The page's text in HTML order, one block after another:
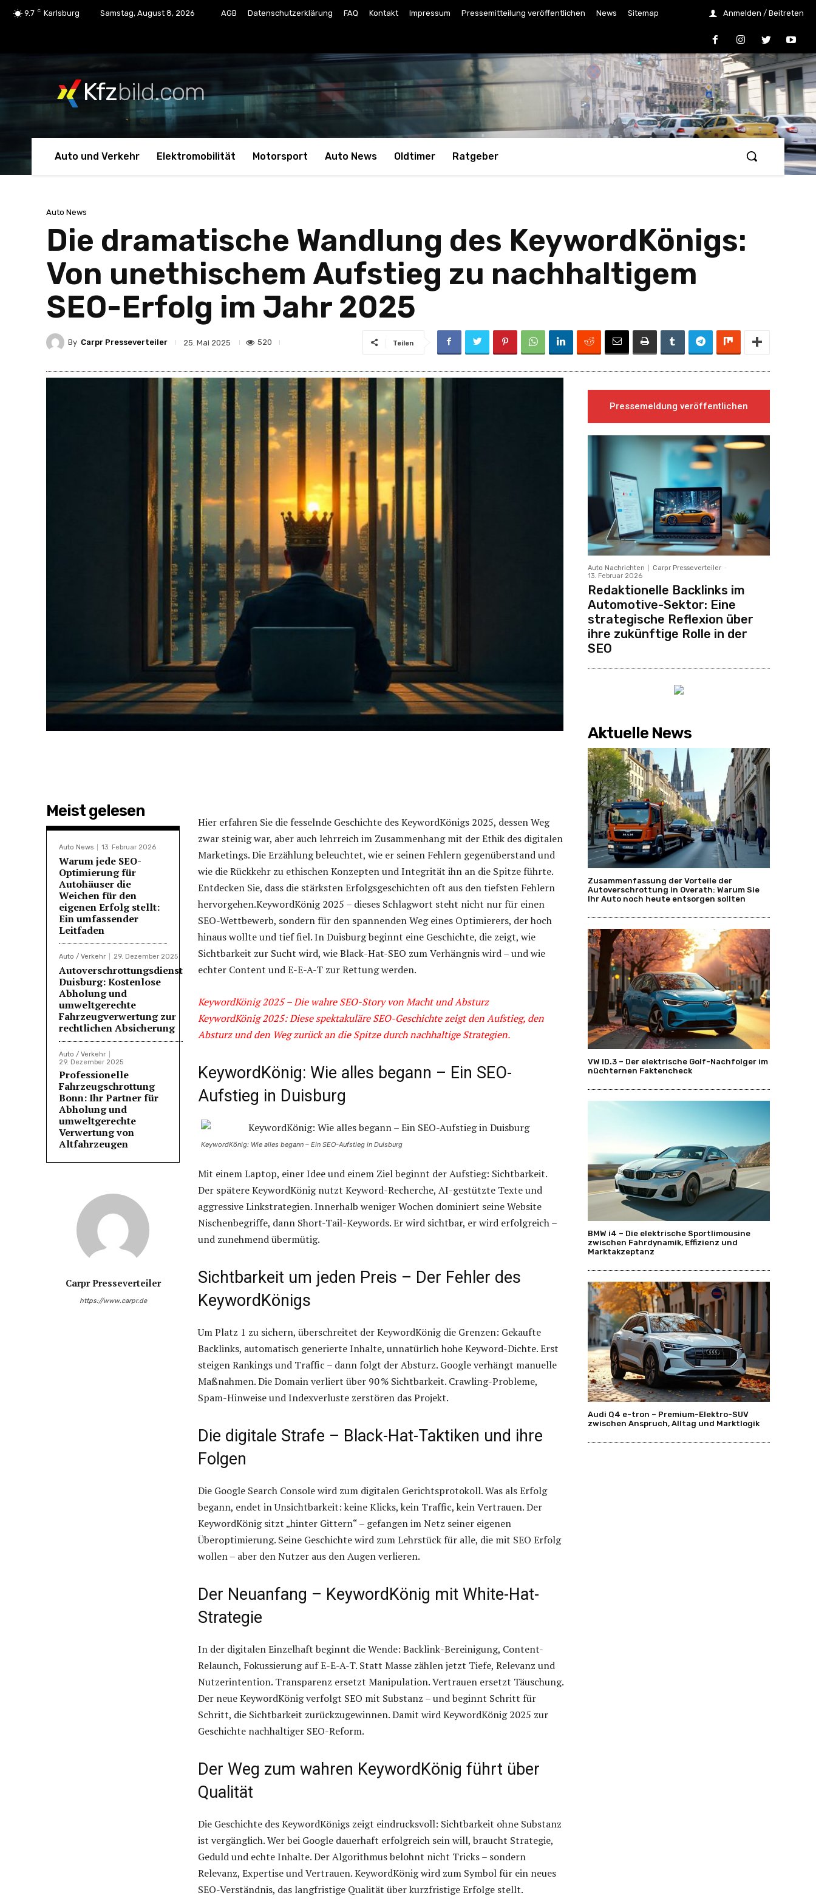
9.7 C Karlsburg Samstag, August 8, 2026 AGB Datenschutzerklärung FAQ Kontakt Impressum Pressemitteilung veröffentlichen News Sitemap Anmelden / Beitreten
Kfzbild.com
Auto und Verkehr Elektromobilität Motorsport Auto News Oldtimer Ratgeber
Auto News
Die dramatische Wandlung des KeywordKönigs:
Von unethischem Aufstieg zu nachhaltigem
SEO-Erfolg im Jahr 2025
By Carpr Presseverteiler 25. Mai 2025 520 Teilen
Meist gelesen
Auto News 13. Februar 2026
Warum jede SEO-
Optimierung für
Autohäuser die
Weichen für den
eigenen Erfolg stellt:
Ein umfassender
Leitfaden
Auto / Verkehr 29. Dezember 2025
Autoverschrottungsdienst
Duisburg: Kostenlose
Abholung und
umweltgerechte
Fahrzeugverwertung zur
rechtlichen Absicherung
Auto / Verkehr
29. Dezember 2025
Professionelle
Fahrzeugschrottung
Bonn: Ihr Partner für
Abholung und
umweltgerechte
Verwertung von
Altfahrzeugen
Carpr Presseverteiler
https://www.carpr.de
Hier erfahren Sie die fesselnde Geschichte des KeywordKönigs 2025, dessen Weg
zwar steinig war, aber auch lehrreich im Zusammenhang mit der Ethik des digitalen
Marketings. Die Erzählung beleuchtet, wie er seinen Fehlern gegenüberstand und
wie die Rückkehr zu ethischen Konzepten und Integrität ihn an die Spitze führte.
Entdecken Sie, dass die stärksten Erfolgsgeschichten oft aus den tiefsten Fehlern
hervorgehen.KeywordKönig 2025 – dieses Schlagwort steht nicht nur für einen
SEO-Wettbewerb, sondern für den spannenden Weg eines Optimierers, der hoch
hinaus wollte und tief fiel. In Duisburg beginnt eine Geschichte, die zeigt, wie
Sichtbarkeit zur Sucht wird, wie Black-Hat-SEO zum Verhängnis wird – und wie
echter Content und E-E-A-T zur Rettung werden.
KeywordKönig 2025 – Die wahre SEO-Story von Macht und Absturz
KeywordKönig 2025: Diese spektakuläre SEO-Geschichte zeigt den Aufstieg, den
Absturz und den Weg zurück an die Spitze durch nachhaltige Strategien.
KeywordKönig: Wie alles begann – Ein SEO-
Aufstieg in Duisburg
KeywordKönig: Wie alles begann – Ein SEO-Aufstieg in Duisburg
Mit einem Laptop, einer Idee und einem Ziel beginnt der Aufstieg: Sichtbarkeit.
Der spätere KeywordKönig nutzt Keyword-Recherche, AI-gestützte Texte und
aggressive Linkstrategien. Innerhalb weniger Wochen dominiert seine Website
Nischenbegriffe, dann Short-Tail-Keywords. Er wird sichtbar, er wird erfolgreich –
und zunehmend übermütig.
Sichtbarkeit um jeden Preis – Der Fehler des
KeywordKönigs
Um Platz 1 zu sichern, überschreitet der KeywordKönig die Grenzen: Gekaufte
Backlinks, automatisch generierte Inhalte, unnatürlich hohe Keyword-Dichte. Erst
steigen Rankings und Traffic – dann folgt der Absturz. Google verhängt manuelle
Maßnahmen. Die Domain verliert über 90 % Sichtbarkeit. Crawling-Probleme,
Spam-Hinweise und Indexverluste zerstören das Projekt.
Die digitale Strafe – Black-Hat-Taktiken und ihre
Folgen
Die Google Search Console wird zum digitalen Gerichtsprotokoll. Was als Erfolg
begann, endet in Unsichtbarkeit: keine Klicks, kein Traffic, kein Vertrauen. Der
KeywordKönig sitzt „hinter Gittern“ – gefangen im Netz seiner eigenen
Überoptimierung. Seine Geschichte wird zum Lehrstück für alle, die mit SEO Erfolg
wollen – aber den Nutzer aus den Augen verlieren.
Der Neuanfang – KeywordKönig mit White-Hat-
Strategie
In der digitalen Einzelhaft beginnt die Wende: Backlink-Bereinigung, Content-
Relaunch, Fokussierung auf E-E-A-T. Statt Masse zählen jetzt Tiefe, Relevanz und
Nutzerintention. Transparenz ersetzt Manipulation. Vertrauen ersetzt Täuschung.
Der neue KeywordKönig verfolgt SEO mit Substanz – und beginnt Schritt für
Schritt, die Sichtbarkeit zurückzugewinnen. Damit wird KeywordKönig 2025 zur
Geschichte nachhaltiger SEO-Reform.
Der Weg zum wahren KeywordKönig führt über
Qualität
Die Geschichte des KeywordKönigs zeigt eindrucksvoll: Sichtbarkeit ohne Substanz
ist vergänglich. Wer bei Google dauerhaft erfolgreich sein will, braucht Strategie,
Geduld und echte Inhalte. Der Algorithmus belohnt nicht Tricks – sondern
Relevanz, Expertise und Vertrauen. KeywordKönig wird zum Symbol für ein neues
SEO-Verständnis, das langfristige Qualität über kurzfristige Erfolge stellt.
Pressemeldung veröffentlichen
Auto Nachrichten Carpr Presseverteiler -
13. Februar 2026
Redaktionelle Backlinks im
Automotive-Sektor: Eine
strategische Reflexion über
ihre zukünftige Rolle in der
SEO
Aktuelle News
Zusammenfassung der Vorteile der
Autoverschrottung in Overath: Warum Sie
Ihr Auto noch heute entsorgen sollten
VW ID.3 – Der elektrische Golf-Nachfolger im
nüchternen Faktencheck
BMW i4 – Die elektrische Sportlimousine
zwischen Fahrdynamik, Effizienz und
Marktakzeptanz
Audi Q4 e-tron – Premium-Elektro-SUV
zwischen Anspruch, Alltag und Marktlogik